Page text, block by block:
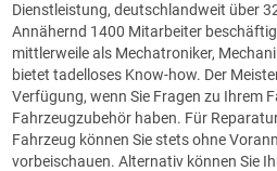
Dienstleistung, deutschlandweit über
Annähernd 1400 Mitarbeiter
mittlerweile als Mechatroniker,
bietet tadelloses Know-how. Der
Verfügung, wenn Sie Fragen zu Ihrem
Fahrzeugzubehör haben. Für
Fahrzeug können Sie stets ohne
vorbeischauen. Alternativ können Sie